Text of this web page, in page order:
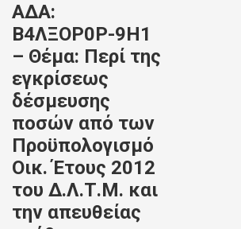
ΑΔΑ:
Β4ΛΞΟΡ0Ρ-9Η1
– Θέμα: Περί της
εγκρίσεως
δέσμευσης
ποσών από των
Προϋπολογισμό
Οικ. Έτους 2012
του Δ.Λ.Τ.Μ. και
την απευθείας